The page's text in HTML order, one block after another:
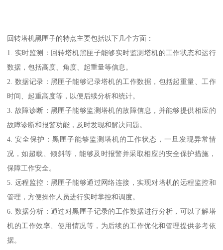
回转塔机黑匣子的特点主要包括以下几个方面：
1. 实时监测：回转塔机黑匣子能够实时监测塔机的工作状态和运行
数据，包括高度、角度、起重量等信息。
2. 数据记录：黑匣子能够记录塔机的工作数据，包括起重量、工作
时间、起重高度等，以便后续分析和统计。
3. 故障诊断：黑匣子能够监测塔机的故障信息，并能够提供相应的
故障诊断和报警功能，及时发现和解决问题。
4. 安全保护：黑匣子能够监测塔机的工作状态，一旦发现异常情
况，如超载、倾斜等，能够及时报警并采取相应的安全保护措施，
保障工作安全。
5. 远程监控：黑匣子能够通过网络连接，实现对塔机的远程监控和
管理，方便操作人员进行实时掌控和调度。
6. 数据分析：通过对黑匣子记录的工作数据进行分析，可以了解塔
机的工作效率、使用情况等，为后续的工作优化和管理提供参考依
据。